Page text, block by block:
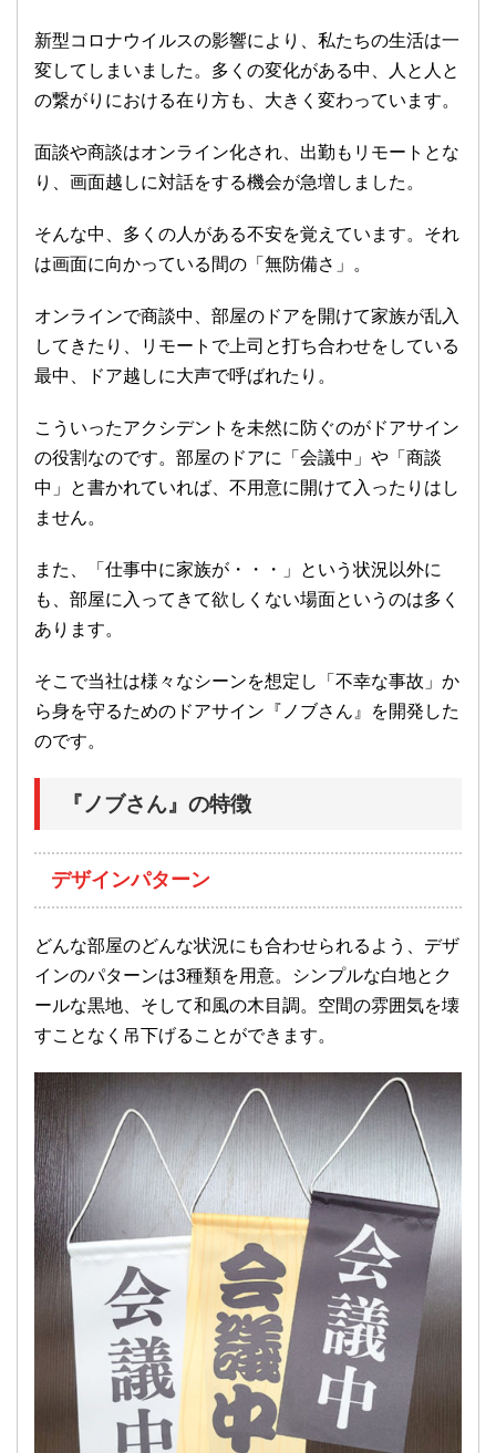
新型コロナウイルスの影響により、私たちの生活は一
変してしまいました。多くの変化がある中、人と人と
の繋がりにおける在り方も、大きく変わっています。
面談や商談はオンライン化され、出勤もリモートとな
り、画面越しに対話をする機会が急増しました。
そんな中、多くの人がある不安を覚えています。それ
は画面に向かっている間の「無防備さ」。
オンラインで商談中、部屋のドアを開けて家族が乱入
してきたり、リモートで上司と打ち合わせをしている
最中、ドア越しに大声で呼ばれたり。
こういったアクシデントを未然に防ぐのがドアサイン
の役割なのです。部屋のドアに「会議中」や「商談
中」と書かれていれば、不用意に開けて入ったりはし
ません。
また、「仕事中に家族が・・・」という状況以外に
も、部屋に入ってきて欲しくない場面というのは多く
あります。
そこで当社は様々なシーンを想定し「不幸な事故」か
ら身を守るためのドアサイン『ノブさん』を開発した
のです。
『ノブさん』の特徴
デザインパターン
どんな部屋のどんな状況にも合わせられるよう、デザ
インのパターンは3種類を用意。シンプルな白地とク
ールな黒地、そして和風の木目調。空間の雰囲気を壊
すことなく吊下げることができます。